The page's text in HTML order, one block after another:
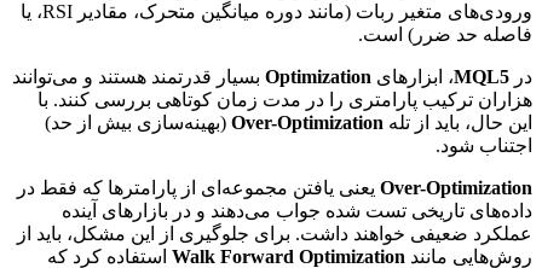
ورودی‌های متغیر ربات (مانند دوره میانگین متحرک، مقادیر RSI، یا
فاصله حد ضرر) است.
در MQL5، ابزارهای Optimization بسیار قدرتمند هستند و می‌توانند
هزاران ترکیب پارامتری را در مدت زمان کوتاهی بررسی کنند. با
این حال، باید از تله Over-Optimization (بهینه‌سازی بیش از حد)
اجتناب شود.
Over-Optimization یعنی یافتن مجموعه‌ای از پارامترها که فقط در
داده‌های تاریخی تست شده جواب می‌دهند و در بازارهای آینده
عملکرد ضعیفی خواهند داشت. برای جلوگیری از این مشکل، باید از
روش‌هایی مانند Walk Forward Optimization استفاده کرد که